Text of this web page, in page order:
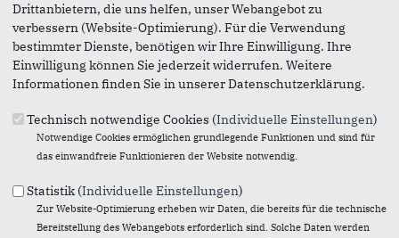
Fußbereich
Anschrift
Drittanbietern, die uns helfen, unser Webangebot zu
verbessern (Website-Optimierung). Für die Verwendung
bestimmter Dienste, benötigen wir Ihre Einwilligung. Ihre
Einwilligung können Sie jederzeit widerrufen. Weitere
Informationen finden Sie in unserer Datenschutzerklärung.
Technisch notwendige Cookies (Individuelle Einstellungen)
Notwendige Cookies ermöglichen grundlegende Funktionen und sind für
das einwandfreie Funktionieren der Website notwendig.
Statistik (Individuelle Einstellungen)
Zur Website-Optimierung erheben wir Daten, die bereits für die technische
Bereitstellung des Webangebots erforderlich sind. Solche Daten werden